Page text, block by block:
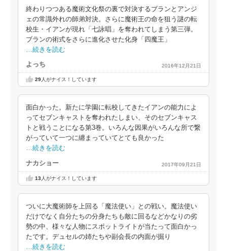
終わりつつある魔術文化祭の裏で対決するブランとアンジ
ェの常識外れの師弟対決。さらに魔術王の命を狙う謎の転
校生・イアンが現れ「七詠唱」を奪われてしまう第三弾。
ブランの術式をさらに進化させた化身「四魔王」
…続きを読む
よっち 2016年12月21日
29人がナイス！しています
面白かった。新たに学園に転校してきたイアンの能力によ
ってセブンキャストを奪われたしまい、そのセブンキャス
トと戦うことになる第3巻。いろんな因果がいろんな所で繋
がっていて一つに纏まっていてとても良かった
…続きを読む
ナカショー 2017年09月21日
13人がナイス！しています
ついに大魔術師を上回る「魔法使い」との戦い。魔法使い
だけでなく自分たちの分身たちも敵に回るなどかなりの劣
勢の中、様々な人物にスポットライトが当たって面白かっ
たです。デュセルの姉たちや副会長の内面が掘り
…続きを読む